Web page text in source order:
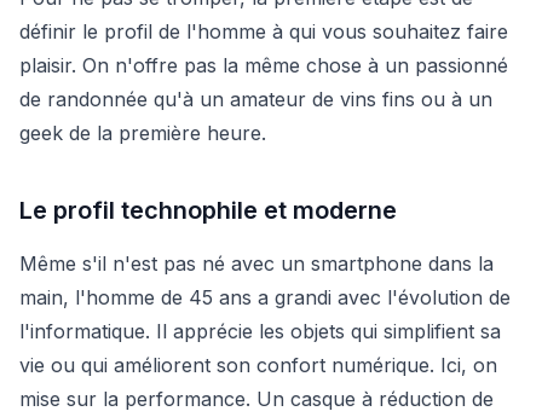
définir le profil de l'homme à qui vous souhaitez faire
plaisir. On n'offre pas la même chose à un passionné
de randonnée qu'à un amateur de vins fins ou à un
geek de la première heure.
Le profil technophile et moderne
Même s'il n'est pas né avec un smartphone dans la
main, l'homme de 45 ans a grandi avec l'évolution de
l'informatique. Il apprécie les objets qui simplifient sa
vie ou qui améliorent son confort numérique. Ici, on
mise sur la performance. Un casque à réduction de